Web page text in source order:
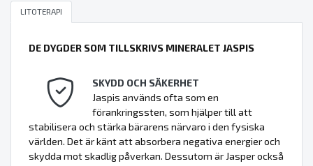
LITOTERAPI
DE DYGDER SOM TILLSKRIVS MINERALET JASPIS
SKYDD OCH SÄKERHET
Jaspis används ofta som en
förankringssten, som hjälper till att
stabilisera och stärka bärarens närvaro i den fysiska
världen. Det är känt att absorbera negativa energier och
skydda mot skadlig påverkan. Dessutom är Jasper också